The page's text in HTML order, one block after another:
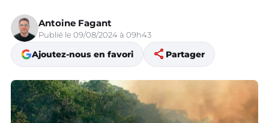
Antoine Fagant
Publié le 09/08/2024 à 09h43
Ajoutez-nous en favori share Partager